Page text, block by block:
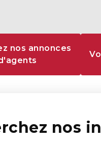
nos annonces
nos